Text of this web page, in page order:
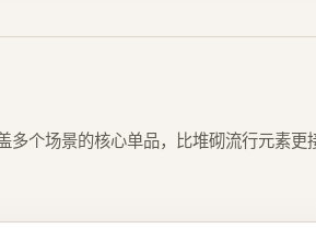
多个场景的核心单品，比堆砌流行元素更